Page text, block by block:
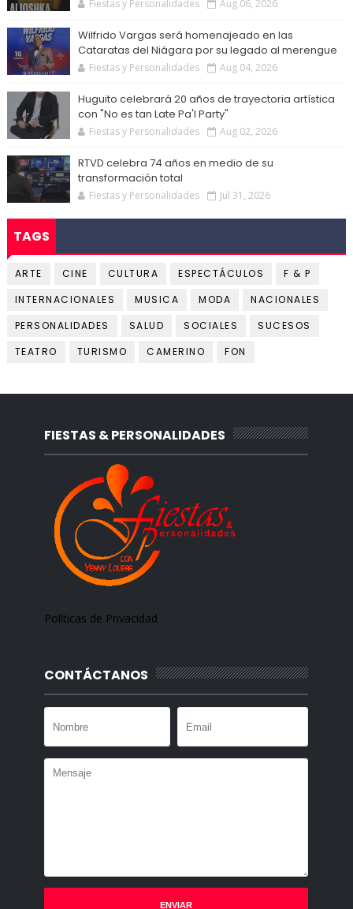
Fiestas y Personalidades Aug 06, 2026
Wilfrido Vargas será homenajeado en las
Cataratas del Niágara por su legado al merengue
Fiestas y Personalidades Aug 04, 2026
Huguito celebrará 20 años de trayectoria artística
con "No es tan Late Pa'l Party"
Fiestas y Personalidades Aug 02, 2026
RTVD celebra 74 años en medio de su
transformación total
Fiestas y Personalidades Jul 31, 2026
TAGS
ARTE CINE CULTURA ESPECTÁCULOS
F & P
INTERNACIONALES
MUSICA MODA
NACIONALES
PERSONALIDADES
SALUD SOCIALES
SUCESOS
TEATRO
TURISMO CAMERINO FON
FIESTAS & PERSONALIDADES
Políticas de Privacidad
CONTÁCTANOS